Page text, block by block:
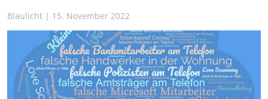
Blaulicht | 15. November 2022